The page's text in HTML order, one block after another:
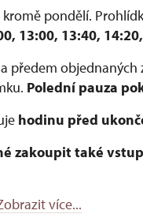
pondělí.
13:00, 13:40, 14:20,
předem objednaných
Polední pauza
hodinu před
zakoupit také
více...